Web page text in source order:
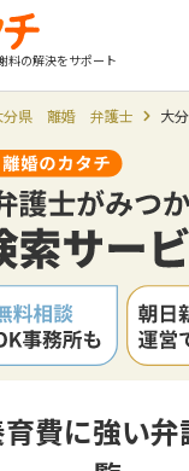
料の解決をサポート
分県 離婚 弁護士 大
費に強い